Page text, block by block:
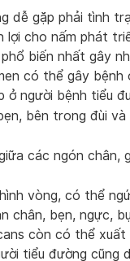
dễ gặp phải tình
lợi cho nấm phát
biến nhất gây
có thể gây bệnh
ở người bệnh tiểu
bên trong đùi
các ngón
vòng, có thể
chân, bẹn, ngực,
còn có thể
tiểu đường cũng